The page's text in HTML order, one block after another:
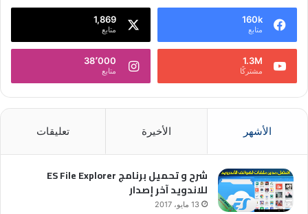
160k
متابع
1,869
متابع
1.3M
مشتركًا
38٬000
متابع
الأشهر الأخيرة تعليقات
شرح و تحميل برنامج ES File Explorer
للاندويد آخر إصدار
13 مايو، 2017